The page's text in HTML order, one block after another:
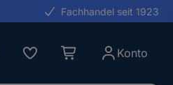
Fachhandel seit 1923
Konto